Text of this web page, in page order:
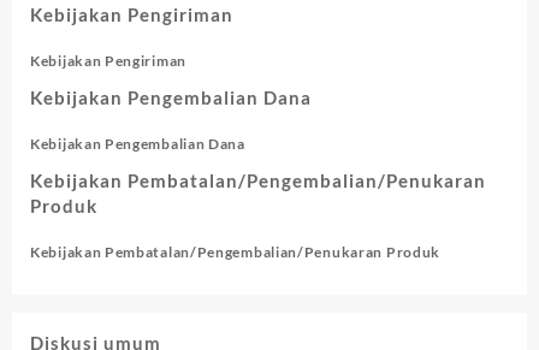
Kebijakan Pengiriman
Kebijakan Pengiriman
Kebijakan Pengembalian Dana
Kebijakan Pengembalian Dana
Kebijakan Pembatalan/Pengembalian/Penukaran
Produk
Kebijakan Pembatalan/Pengembalian/Penukaran Produk
Diskusi umum